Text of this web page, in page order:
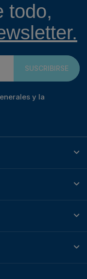
todo,
SUSCRIBIRSE
y la